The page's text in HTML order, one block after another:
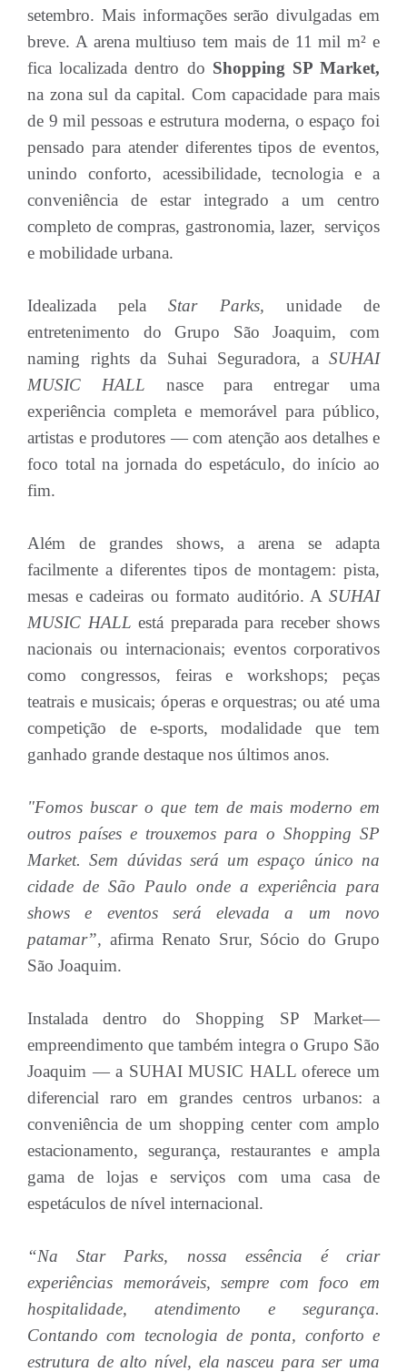
setembro. Mais informações serão divulgadas em
breve. A arena multiuso tem mais de 11 mil m² e
fica localizada dentro do Shopping SP Market,
na zona sul da capital. Com capacidade para mais
de 9 mil pessoas e estrutura moderna, o espaço foi
pensado para atender diferentes tipos de eventos,
unindo conforto, acessibilidade, tecnologia e a
conveniência de estar integrado a um centro
completo de compras, gastronomia, lazer, serviços
e mobilidade urbana.
Idealizada pelaStar Parks, unidade de
entretenimento do Grupo São Joaquim, com
naming rights da Suhai Seguradora, a SUHAI
MUSIC HALL nasce para entregar uma
experiência completa e memorável para público,
artistas e produtores — com atenção aos detalhes e
foco total na jornada do espetáculo, do início ao
fim.
Além de grandes shows, a arena se adapta
facilmente a diferentes tipos de montagem: pista,
mesas e cadeiras ou formato auditório. A SUHAI
MUSIC HALL está preparada para receber shows
nacionais ou internacionais; eventos corporativos
como congressos, feiras e workshops; peças
teatrais e musicais; óperas e orquestras; ou até uma
competição de e-sports, modalidade que tem
ganhado grande destaque nos últimos anos.
"Fomos buscar o que tem de mais moderno em
outros países e trouxemos para o Shopping SP
Market. Sem dúvidas será um espaço único na
cidade de São Paulo onde a experiência para
shows e eventos será elevada a um novo
patamar”, afirma Renato Srur, Sócio do Grupo
São Joaquim.
Instalada dentro do Shopping SP Market—
empreendimento que também integra o Grupo São
Joaquim — a SUHAI MUSIC HALL oferece um
diferencial raro em grandes centros urbanos: a
conveniência de um shopping center com amplo
estacionamento, segurança, restaurantes e ampla
gama de lojas e serviços com uma casa de
espetáculos de nível internacional.
“Na Star Parks, nossa essência é criar
experiências memoráveis, sempre com foco em
hospitalidade, atendimento e segurança.
Contando com tecnologia de ponta, conforto e
estrutura de alto nível, ela nasceu para ser uma